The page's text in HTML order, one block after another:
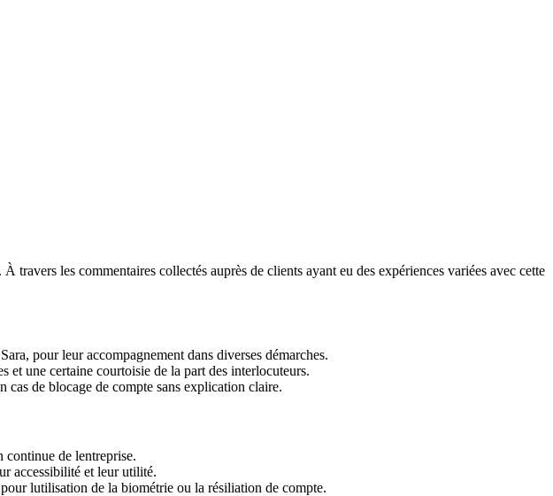
les commentaires collectés auprès de clients ayant eu des expériences variées avec cette
pour leur accompagnement dans diverses démarches.
et une certaine courtoisie de la part des interlocuteurs.
de blocage de compte sans explication claire.
continue de lentreprise.
accessibilité et leur utilité.
lutilisation de la biométrie ou la résiliation de compte.